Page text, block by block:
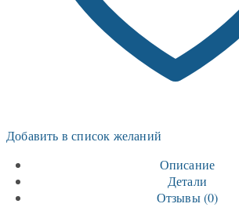
Добавить в список желаний
Описание
Детали
Отзывы (0)